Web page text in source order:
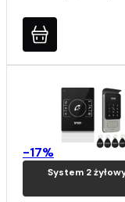
-17%
System 2